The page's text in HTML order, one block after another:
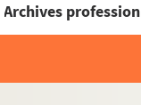
Archives